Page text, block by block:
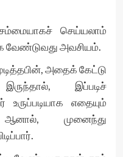
செய்யலாம்
வேண்டுவது அவசியம்.
அதைக் கேட்டு
இப்படிச்
உருப்படியாக எதையும்
ஆனால், முனைந்து